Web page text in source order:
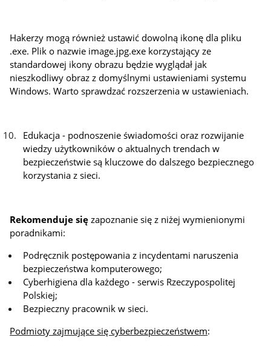
Hakerzy mogą również ustawić dowolną ikonę dla pliku
.exe. Plik o nazwie image.jpg.exe korzystający ze
standardowej ikony obrazu będzie wyglądał jak
nieszkodliwy obraz z domyślnymi ustawieniami systemu
Windows. Warto sprawdzać rozszerzenia w ustawieniach.
Edukacja - podnoszenie świadomości oraz rozwijanie
wiedzy użytkowników o aktualnych trendach w
bezpieczeństwie są kluczowe do dalszego bezpiecznego
korzystania z sieci.
Rekomenduje sięzapoznanie się z niżej wymienionymi
poradnikami:
Podręcznik postępowania z incydentami naruszenia
bezpieczeństwa komputerowego;
Cyberhigiena dla każdego - serwis Rzeczypospolitej
Polskiej;
Bezpieczny pracownik w sieci.
Podmioty zajmujące się cyberbezpieczeństwem: